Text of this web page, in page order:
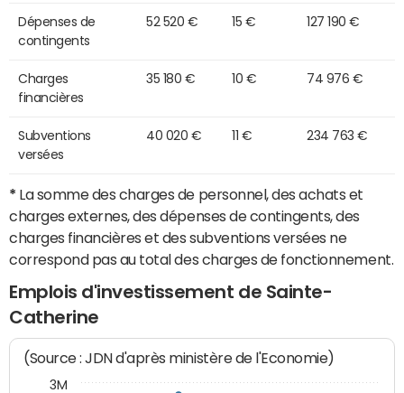
Dépenses de
contingents
52 520 € 15 € 127 190 €
Charges
financières
35 180 € 10 € 74 976 €
Subventions
versées
40 020 € 11 € 234 763 €
* La somme des charges de personnel, des achats et
charges externes, des dépenses de contingents, des
charges financières et des subventions versées ne
correspond pas au total des charges de fonctionnement.
Emplois d'investissement de Sainte-
Catherine
(Source : JDN d'après ministère de l'Economie)
3M